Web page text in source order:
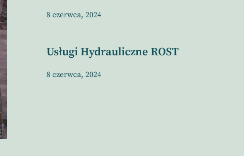
8 czerwca, 2024
Usługi Hydrauliczne ROST
8 czerwca, 2024